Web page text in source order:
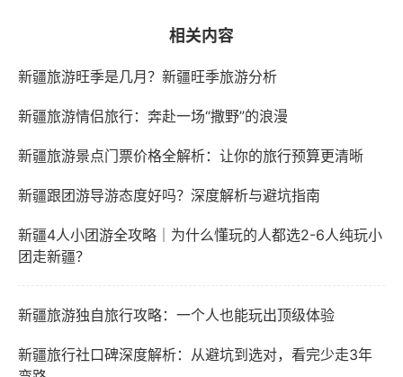
相关内容
新疆旅游旺季是几月？新疆旺季旅游分析
新疆旅游情侣旅行：奔赴一场“撒野”的浪漫
新疆旅游景点门票价格全解析：让你的旅行预算更清晰
新疆跟团游导游态度好吗？深度解析与避坑指南
新疆4人小团游全攻略｜为什么懂玩的人都选2-6人纯玩小
团走新疆？
新疆旅游独自旅行攻略：一个人也能玩出顶级体验
新疆旅行社口碑深度解析：从避坑到选对，看完少走3年